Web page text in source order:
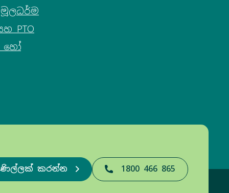
PTO
හෝ
කරන්න 1800 466 865